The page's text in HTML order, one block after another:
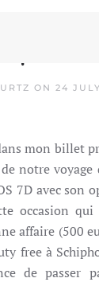
ON 24
mon billet
notre voyage
7D avec son
occasion
affaire (500
free à
de passer